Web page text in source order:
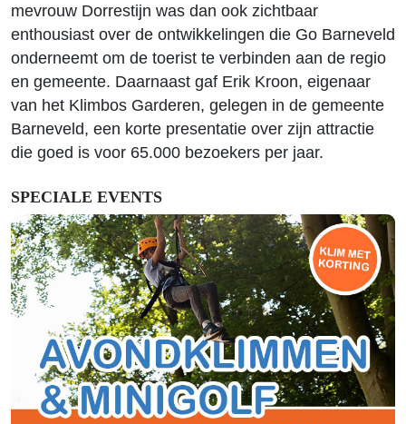
mevrouw Dorrestijn was dan ook zichtbaar
enthousiast over de ontwikkelingen die Go Barneveld
onderneemt om de toerist te verbinden aan de regio
en gemeente. Daarnaast gaf Erik Kroon, eigenaar
van het Klimbos Garderen, gelegen in de gemeente
Barneveld, een korte presentatie over zijn attractie
die goed is voor 65.000 bezoekers per jaar.
SPECIALE EVENTS